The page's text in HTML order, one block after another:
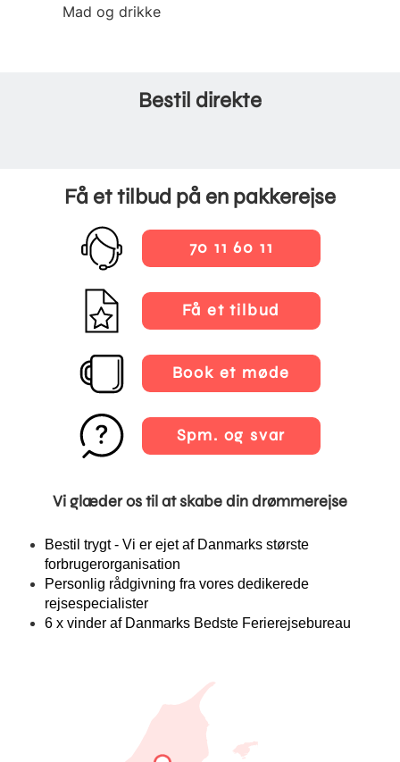
Mad og drikke
Bestil direkte
Få et tilbud på en pakkerejse
70 11 60 11
Få et tilbud
Book et møde
Spm. og svar
Vi glæder os til at skabe din drømmerejse
Bestil trygt - Vi er ejet af Danmarks største
forbrugerorganisation
Personlig rådgivning fra vores dedikerede
rejsespecialister
6 x vinder af Danmarks Bedste Ferierejsebureau